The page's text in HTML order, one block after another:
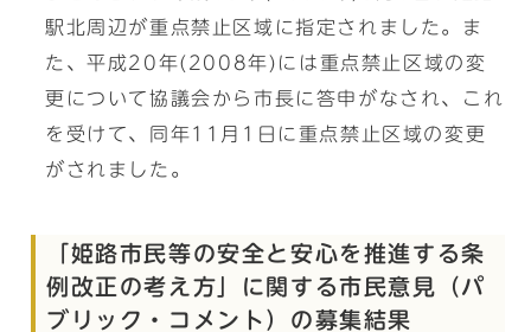
駅北周辺が重点禁止区域に指定されました。ま
た、平成20年(2008年)には重点禁止区域の変
更について協議会から市長に答申がなされ、これ
を受けて、同年11月1日に重点禁止区域の変更
がされました。
「姫路市民等の安全と安心を推進する条
例改正の考え方」に関する市民意見（パ
ブリック・コメント）の募集結果